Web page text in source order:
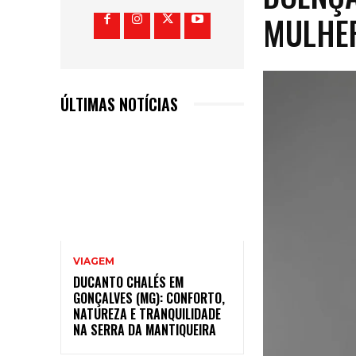
ÚLTIMAS NOTÍCIAS
VIAGEM
DUCANTO CHALÉS EM
GONÇALVES (MG): CONFORTO,
NATUREZA E TRANQUILIDADE
NA SERRA DA MANTIQUEIRA